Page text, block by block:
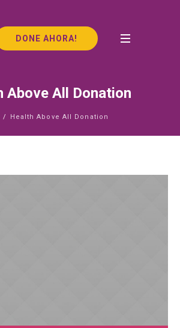
DONE AHORA!
Above All Donation
/ Health Above All Donation